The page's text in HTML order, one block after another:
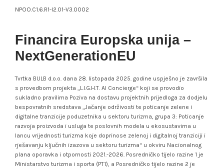
NPOO.C1.6.R1-I2.01-V3.0002
Financira Europska unija –
NextGenerationEU
Tvrtka BULB d.o.o. dana 28. listopada 2025. godine uspješno je završila
s provedbom projekta „L.I.G.H.T. AI Concierge“ koji se provodio
sukladno pravilima Poziva na dostavu projektnih prijedloga za dodjelu
bespovratnih sredstava „Jačanje održivosti te poticanje zelene i
digitalne tranzicije poduzetnika u sektoru turizma, grupa 3: Poticanje
razvoja proizvoda i usluga te poslovnih modela u ekosustavima u
lancu vrijednosti turizma koje doprinose zelenoj i digitalnoj tranziciji i
rješavanju ključnih izazova u sektoru turizma“ u okviru Nacionalnog
plana oporavka i otpornosti 2021.-2026. Posredničko tijelo razine 1 je
Ministarstvo turizma i sporta (PT1), a Posredničko tijelo razine 2 je